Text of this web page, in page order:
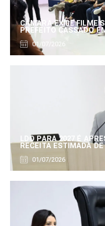
CÂMARA EXIBE FILME
PREFEITO CASSADO
01/07/2026
LDO PARA 2027 É
RECEITA ESTIMADA
01/07/2026